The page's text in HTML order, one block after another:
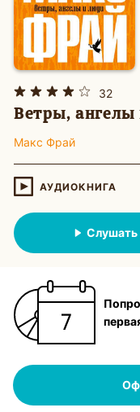
32
Ветры,
Макс Фрай
АУДИОКНИГА
Слушать